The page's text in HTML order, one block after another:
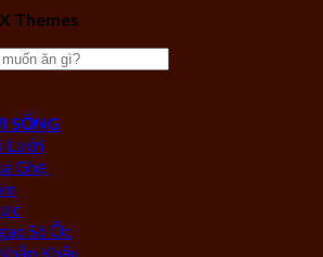
Themes
SỐNG
Lưới
Ghẹ
Sò Ốc
Khẩu